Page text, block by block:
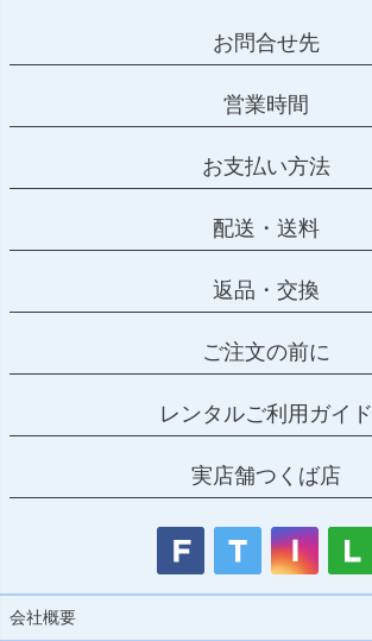
お問合せ先
営業時間
お支払い方法
配送・送料
返品・交換
ご注文の前に
レンタルご利用ガイド
実店舗つくば店
会社概要